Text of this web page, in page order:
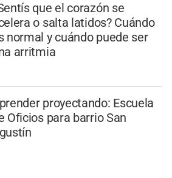
que el corazón se
o salta latidos? Cuándo
normal y cuándo puede ser
arritmia
proyectando: Escuela
Oficios para barrio San